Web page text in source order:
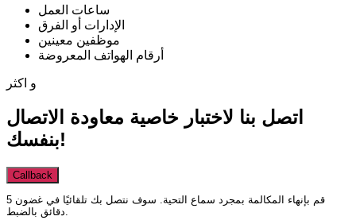
ساعات العمل
الإدارات أو الفرق
موظفين معينين
أرقام الهواتف المعروضة
و اكثر
اتصل بنا لاختبار خاصية معاودة الاتصال
بنفسك!
Callback
قم بإنهاء المكالمة بمجرد سماع التحية. سوف نتصل بك تلقائيًا في غضون 5
دقائق بالضبط.